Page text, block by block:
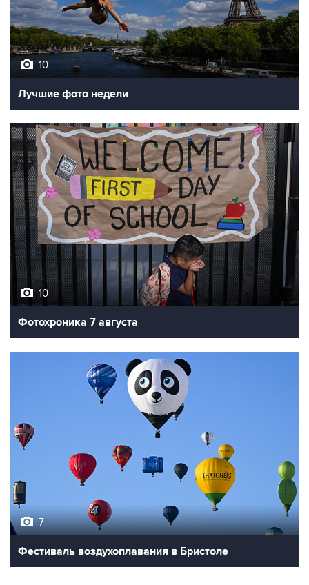
10
Лучшие фото недели
10
Фотохроника 7 августа
7
Фестиваль воздухоплавания в Бристоле